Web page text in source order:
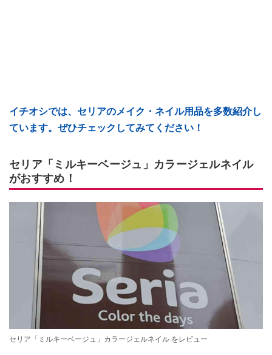
イチオシでは、セリアのメイク・ネイル用品を多数紹介し
ています。ぜひチェックしてみてください！
セリア「ミルキーベージュ」カラージェルネイル
がおすすめ！
セリア「ミルキーベージュ」カラージェルネイル をレビュー